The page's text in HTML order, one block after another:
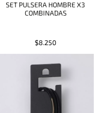
SET PULSERA HOMBRE X3
COMBINADAS
$8.250